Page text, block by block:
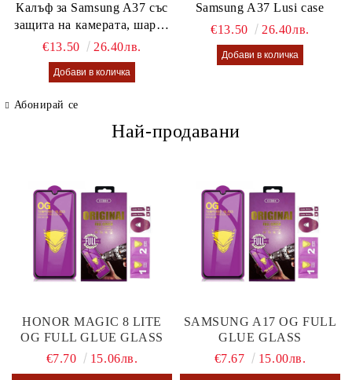
Калъф за Samsung A37 със
защита на камерата, шарен
калъф Lusi case
€13.50 26.40лв.
Samsung A37 Lusi case
€13.50
26.40лв.
Абонирай се
Най-продавани
HONOR MAGIC 8 LITE
OG FULL GLUE GLASS
€7.70
15.06лв.
SAMSUNG A17 OG FULL
GLUE GLASS
€7.67
15.00лв.